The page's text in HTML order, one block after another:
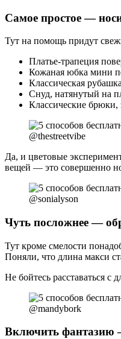
Самое простое —
Тут на помощь придут
Платье-трапеция
Кожаная юбка мини
Классическая
Снуд, натянутый на
Классические брюки,
@thestreetvibe
Да, и цветовые
вещей — это совершенно
@sonialyson
Чуть посложнее —
Тут кроме смелости
Поняли, что длина макси
Не бойтесь расставаться
@mandybork
Включить фантазию